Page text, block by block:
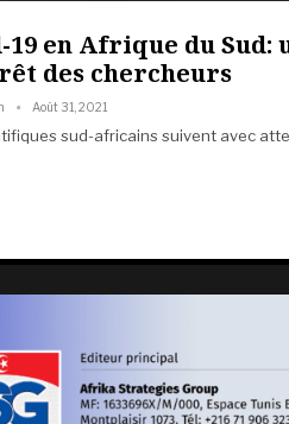
19 en Afrique du
des chercheurs
Août 31, 2021
sud-africains suivent avec